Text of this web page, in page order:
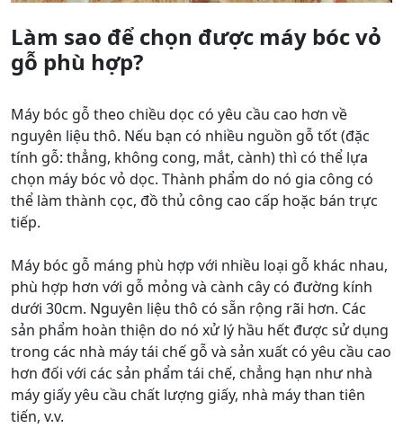
Làm sao để chọn được máy bóc vỏ
gỗ phù hợp?
Máy bóc gỗ theo chiều dọc có yêu cầu cao hơn về
nguyên liệu thô. Nếu bạn có nhiều nguồn gỗ tốt (đặc
tính gỗ: thẳng, không cong, mắt, cành) thì có thể lựa
chọn máy bóc vỏ dọc. Thành phẩm do nó gia công có
thể làm thành cọc, đồ thủ công cao cấp hoặc bán trực
tiếp.
Máy bóc gỗ máng phù hợp với nhiều loại gỗ khác nhau,
phù hợp hơn với gỗ mỏng và cành cây có đường kính
dưới 30cm. Nguyên liệu thô có sẵn rộng rãi hơn. Các
sản phẩm hoàn thiện do nó xử lý hầu hết được sử dụng
trong các nhà máy tái chế gỗ và sản xuất có yêu cầu cao
hơn đối với các sản phẩm tái chế, chẳng hạn như nhà
máy giấy yêu cầu chất lượng giấy, nhà máy than tiên
tiến, v.v.